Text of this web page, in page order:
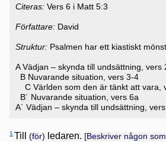
Citeras: Vers 6 i Matt 5:3
Författare: David
Struktur: Psalmen har ett kiastiskt
A Vädjan – skynda till undsättning, vers
B Nuvarande situation, vers 3-4
C Världen som den är tänkt att vara,
B´ Nuvarande situation, vers 6a
A´ Vädjan – skynda till undsättning,
1 Till (för) ledaren. [Beskriver någon